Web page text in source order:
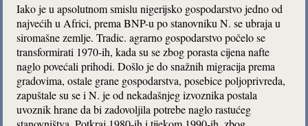
Iako je u apsolutnom smislu nigerijsko gospodarstvo jedno od
najvećih u Africi, prema BNP-u po stanovniku N. se ubraja u
siromašne zemlje. Tradic. agrarno gospodarstvo počelo se
transformirati 1970-ih, kada su se zbog porasta cijena nafte
naglo povećali prihodi. Došlo je do snažnih migracija prema
gradovima, ostale grane gospodarstva, posebice poljoprivreda,
zapuštale su se i N. je od nekadašnjeg izvoznika postala
uvoznik hrane da bi zadovoljila potrebe naglo rastućeg